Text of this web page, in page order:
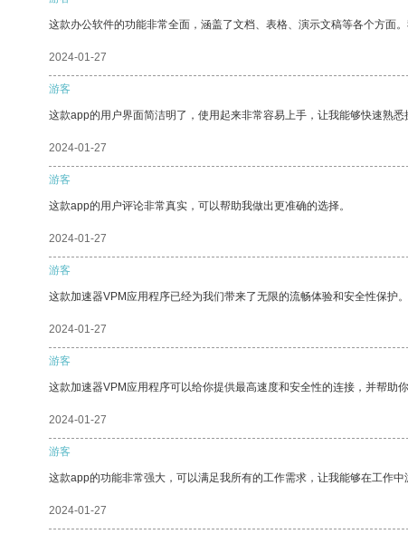
这款办公软件的功能非常全面，涵盖了文档、表格、演示文稿等各个方面
2024-01-27
游客
这款app的用户界面简洁明了，使用起来非常容易上手，让我能够快速熟悉
2024-01-27
游客
这款app的用户评论非常真实，可以帮助我做出更准确的选择。
2024-01-27
游客
这款加速器VPM应用程序已经为我们带来了无限的流畅体验和安全性保护。
2024-01-27
游客
这款加速器VPM应用程序可以给你提供最高速度和安全性的连接，并帮助你
2024-01-27
游客
这款app的功能非常强大，可以满足我所有的工作需求，让我能够在工作中
2024-01-27